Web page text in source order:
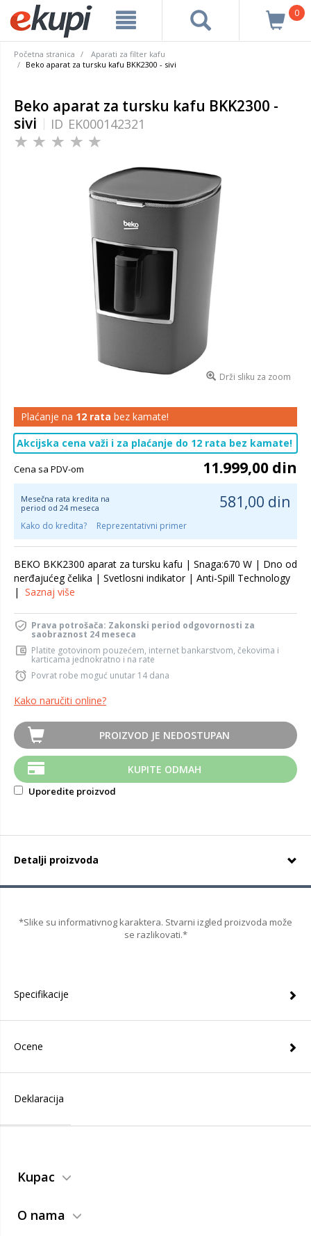
0
Početna stranica
Aparati za filter kafu
Beko aparat za tursku kafu BKK2300 - sivi
Beko aparat za tursku kafu BKK2300 -
sivi
ID EK000142321
Drži sliku za zoom
Plaćanje na 12 rata bez kamate!
Akcijska cena važi i za plaćanje do 12 rata bez kamate!
Cena sa PDV-om 11.999,00 din
Mesečna rata kredita na
period od 24 meseca
581,00 din
Kako do kredita? Reprezentativni primer
BEKO BKK2300 aparat za tursku kafu | Snaga:670 W | Dno od
nerđajućeg čelika | Svetlosni indikator | Anti-Spill Technology
| Saznaj više
Prava potrošača: Zakonski period odgovornosti za
saobraznost 24 meseca
Platite gotovinom pouzećem, internet bankarstvom, čekovima i
karticama jednokratno i na rate
Povrat robe moguć unutar 14 dana
Kako naručiti online?
PROIZVOD JE NEDOSTUPAN
KUPITE ODMAH
Uporedite proizvod
Detalji proizvoda
*Slike su informativnog karaktera. Stvarni izgled proizvoda može
se razlikovati.*
Specifikacije
Ocene
Deklaracija
Kupac
O nama